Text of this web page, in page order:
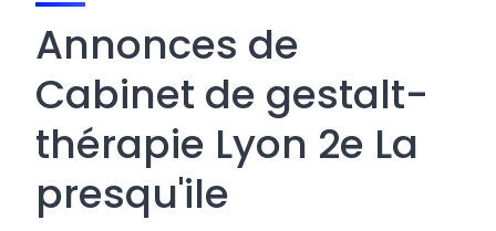
Annonces de
Cabinet de gestalt-
thérapie Lyon 2e La
presqu'ile